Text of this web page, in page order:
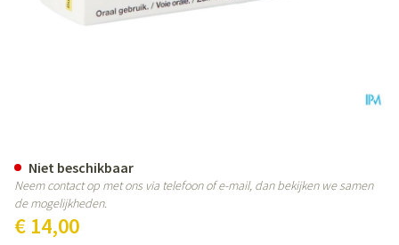
€ 14,00
Niet beschikbaar
Neem contact op met ons via telefoon of e-mail, dan bekijken we samen
de mogelijkheden.